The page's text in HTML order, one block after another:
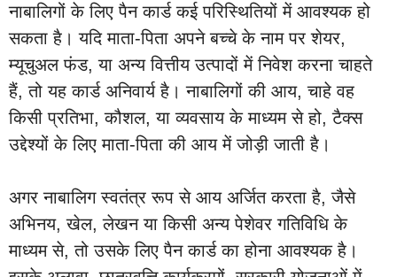
नाबालिगों के लिए पैन कार्ड कई परिस्थितियों में आवश्यक हो
सकता है। यदि माता-पिता अपने बच्चे के नाम पर शेयर,
म्यूचुअल फंड, या अन्य वित्तीय उत्पादों में निवेश करना चाहते
हैं, तो यह कार्ड अनिवार्य है। नाबालिगों की आय, चाहे वह
किसी प्रतिभा, कौशल, या व्यवसाय के माध्यम से हो, टैक्स
उद्देश्यों के लिए माता-पिता की आय में जोड़ी जाती है।
अगर नाबालिग स्वतंत्र रूप से आय अर्जित करता है, जैसे
अभिनय, खेल, लेखन या किसी अन्य पेशेवर गतिविधि के
माध्यम से, तो उसके लिए पैन कार्ड का होना आवश्यक है।